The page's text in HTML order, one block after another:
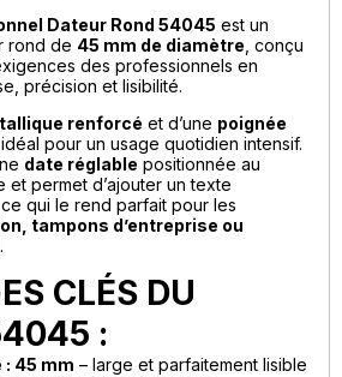
Dateur Rond 54045 est un
rond de 45 mm de diamètre , conçu
des professionnels en
précision et lisibilité.
renforcé et d’une poignée
idéal pour un usage quotidien intensif.
date réglable positionnée au
et permet d’ajouter un texte
qui le rend parfait pour les
tampons d’entreprise ou
.
CLÉS DU
:
: 45 mm – large et parfaitement lisible